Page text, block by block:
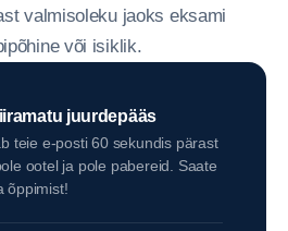
valmisoleku jaoks eksami
või isiklik.
juurdepääs
teie e-posti 60 sekundis pärast
ootel ja pole pabereid. Saate
õppimist!